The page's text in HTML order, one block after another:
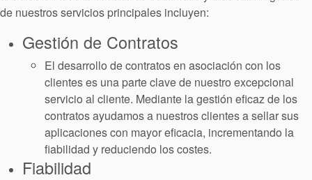
Reparación
de Cierres
de nuestros servicios principales incluyen:
Gestión de Contratos
El desarrollo de contratos en asociación con los
clientes es una parte clave de nuestro excepcional
servicio al cliente. Mediante la gestión eficaz de los
contratos ayudamos a nuestros clientes a sellar sus
aplicaciones con mayor eficacia, incrementando la
fiabilidad y reduciendo los costes.
Fiabilidad